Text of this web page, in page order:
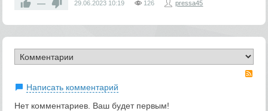
— 29.06.2023 10:19 126 pressa45
Написать комментарий
Нет комментариев. Ваш будет первым!